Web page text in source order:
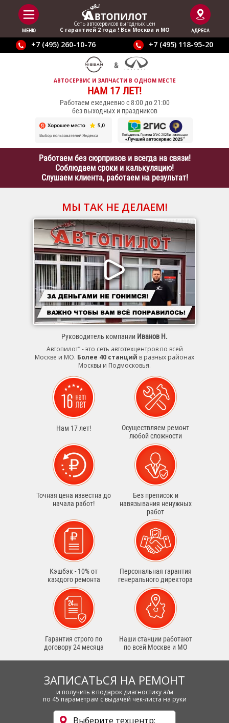
МЕНЮ
Сеть автосервисов выгодныx цен
С гарантией 2 года ! Вся Москва и МО
АДРЕСА
+7 (495) 260-10-76 +7 (495) 118-95-20
АВТОСЕРВИС И ЗАПЧАСТИ В ОДНОМ МЕСТЕ
НАМ 17 ЛЕТ!
Работаем ежедневно с 8:00 до 21:00
без выходных и праздников
Работаем без сюрпризов и всегда на связи!
Соблюдаем сроки и калькуляцию!
Слушаем клиента, работаем на результат!
МЫ ТАК НЕ ДЕЛАЕМ!
Руководитель компании Иванов Н.
Автопилот” - это сеть автотехцентров по всей
Москве и МО. Более 40 станций в разных районах
Москвы и Подмосковья.
Нам 17 лет!
Осуществляем ремонт
любой сложности
Точная цена известна до
начала работ!
Без преписок и
навязывания ненужных
работ
Кэшбэк - 10% от
каждого ремонта
Персональная гарантия
генерального директора
Гарантия строго по
договору 24 месяца
Наши станции работают
по всей Москве и МО
ЗАПИСАТЬСЯ НА РЕМОНТ
и получить в подарок диагностику а/м
по 45 параметрам с выдачей чек-листа на руки